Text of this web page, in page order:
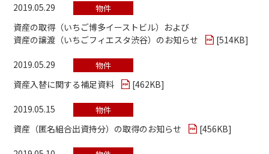
2019.05.29 物件
資産の取得（いちご博多イーストビル）および
資産の譲渡（いちごフィエスタ渋谷）のお知らせ
[514KB]
2019.05.29 物件
資産入替に関する補足資料 [462KB]
2019.05.15 物件
資産（匿名組合出資持分）の取得のお知らせ [456KB]